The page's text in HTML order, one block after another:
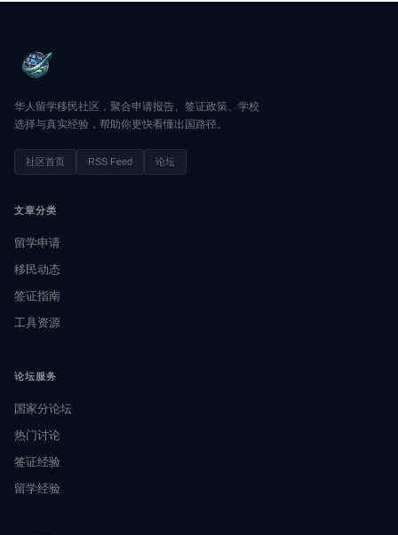
华人留学移民社区，聚合申请报告、签证政策、学校
选择与真实经验，帮助你更快看懂出国路径。
社区首页 RSS Feed 论坛
文章分类
留学申请
移民动态
签证指南
工具资源
论坛服务
国家分论坛
热门讨论
签证经验
留学经验